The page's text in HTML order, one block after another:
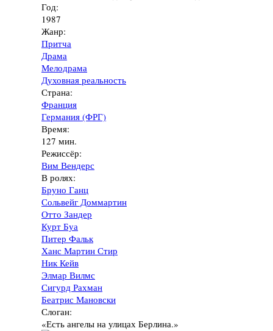
Год:
1987
Жанр:
Притча
Драма
Мелодрама
Духовная реальность
Страна:
Франция
Германия (ФРГ)
Время:
127 мин.
Режиссёр:
Вим Вендерс
В ролях:
Бруно Ганц
Сольвейг Доммартин
Отто Зандер
Курт Буа
Питер Фальк
Ханс Мартин Стир
Ник Кейв
Элмар Вилмс
Сигурд Рахман
Беатрис Мановски
Слоган:
«Есть ангелы на улицах Берлина.»